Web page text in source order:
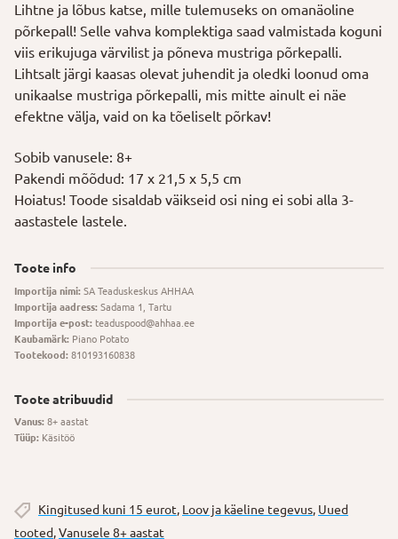
Lihtne ja lõbus katse, mille tulemuseks on omanäoline
põrkepall! Selle vahva komplektiga saad valmistada koguni
viis erikujuga värvilist ja põneva mustriga põrkepalli.
Lihtsalt järgi kaasas olevat juhendit ja oledki loonud oma
unikaalse mustriga põrkepalli, mis mitte ainult ei näe
efektne välja, vaid on ka tõeliselt põrkav!
Sobib vanusele: 8+
Pakendi mõõdud: 17 x 21,5 x 5,5 cm
Hoiatus! Toode sisaldab väikseid osi ning ei sobi alla 3-
aastastele lastele.
Toote info
Importija nimi: SA Teaduskeskus AHHAA
Importija aadress: Sadama 1, Tartu
Importija e-post: teaduspood@ahhaa.ee
Kaubamärk: Piano Potato
Tootekood: 810193160838
Toote atribuudid
Vanus: 8+ aastat
Tüüp: Käsitöö
Kingitused kuni 15 eurot, Loov ja käeline tegevus, Uued
tooted,Vanusele 8+ aastat